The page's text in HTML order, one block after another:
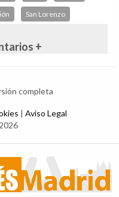
San Lorenzo
+
completa
| Aviso Legal